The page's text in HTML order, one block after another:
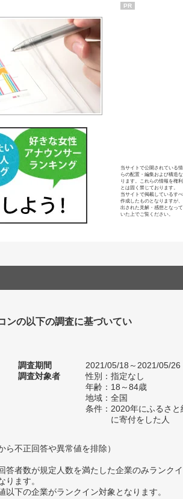
PR
当サイトで公開されている
らの配置・編集および構造
ります。これらの情報を権
とは固く禁じております。
当サイトで掲載しているす
作成したものとなりますが
出された見解・感想となっ
いた上でご覧ください。
ンの以下の調査に基づいてい
調査期間
2021/05/18～2021/05/26
調査対象者
性別：指定なし
年齢：18～84歳
地域：全国
条件：2020年にふるさ
に寄付をした人
不正回答や異常値を排除）
者数が規定人数を満たした企業のみランク
ます。
下の企業がランクイン対象となります。